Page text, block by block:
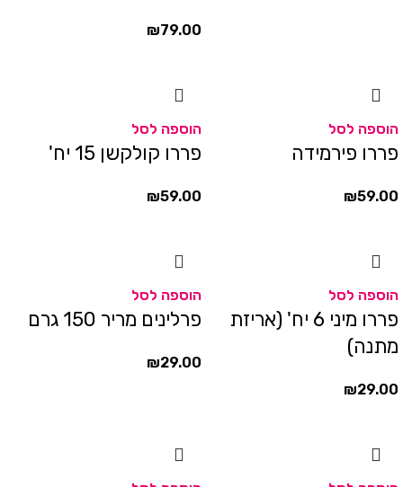
₪79.00
הוספה לסל
פררו פירמידה
₪59.00
הוספה לסל
פררו קולקשן 15 יח'
₪59.00
הוספה לסל
פררו מיני 6 יח' (אריזת
מתנה)
₪29.00
הוספה לסל
פרלינים מריר 150 גרם
₪29.00